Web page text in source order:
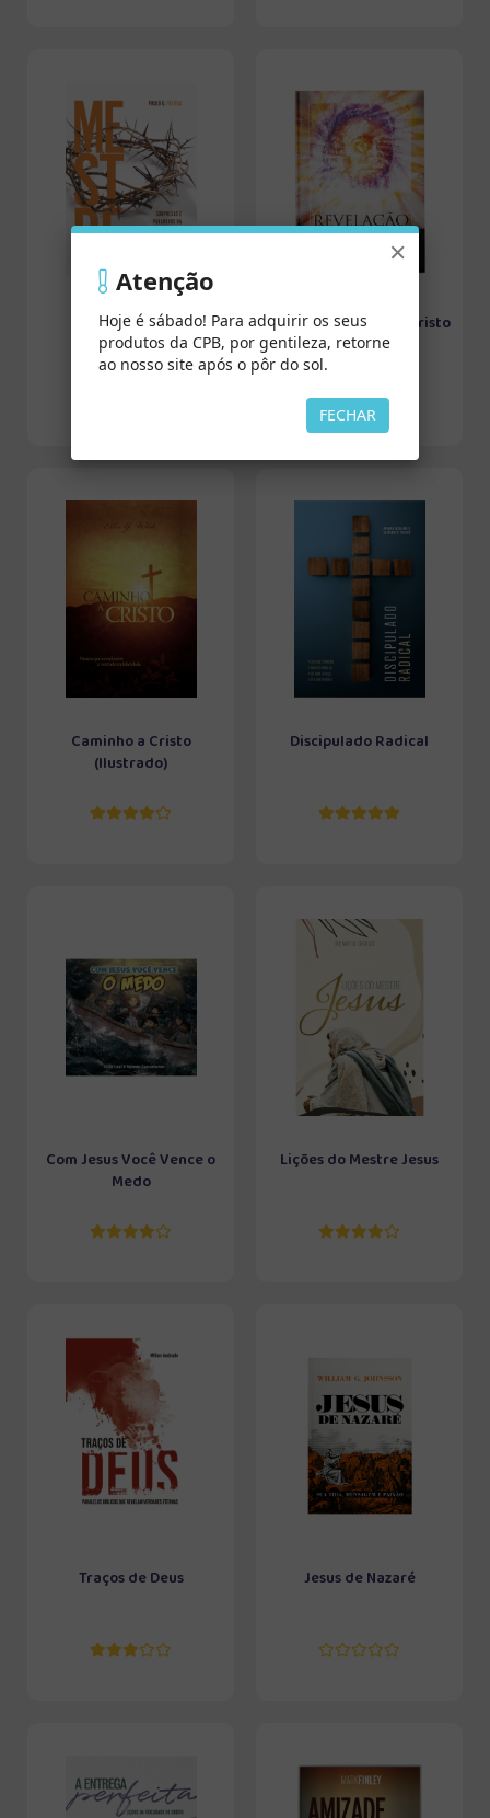
Mestre Sem Igual Revelação de Jesus Cristo
Caminho a Cristo
(Ilustrado)
Discipulado Radical
Com Jesus Você Vence o
Medo
Lições do Mestre Jesus
Traços de Deus Jesus de Nazaré
×
Atenção
Hoje é sábado! Para adquirir os seus
produtos da CPB, por gentileza, retorne
ao nosso site após o pôr do sol.
FECHAR